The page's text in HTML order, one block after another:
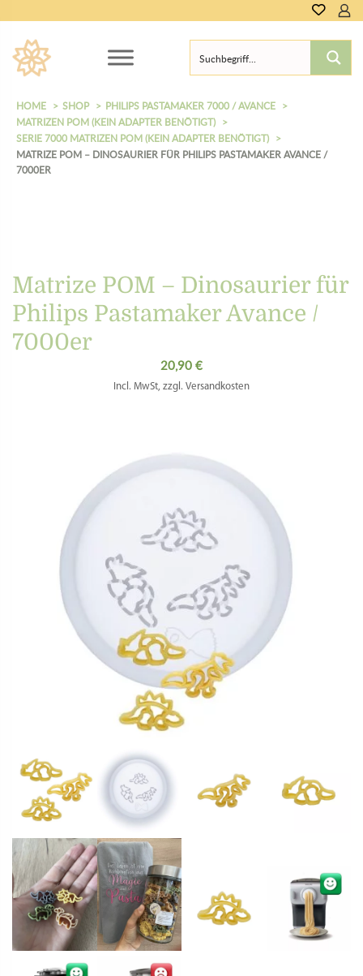
HOME SHOP
PHILIPS PASTAMAKER 7000 / AVANCE
MATRIZEN POM (KEIN ADAPTER BENÖTIGT)
SERIE 7000 MATRIZEN POM (KEIN ADAPTER BENÖTIGT)
MATRIZE POM – DINOSAURIER FÜR PHILIPS PASTAMAKER AVANCE /
7000ER
Matrize POM – Dinosaurier für
Philips Pastamaker Avance /
7000er
20,90 €
Incl. MwSt, zzgl. Versandkosten